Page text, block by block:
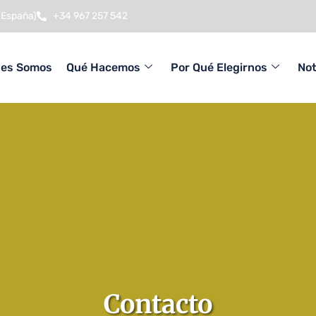
+34 967 257 542
Somos Qué Hacemos Por Qué Elegirnos
Contacto